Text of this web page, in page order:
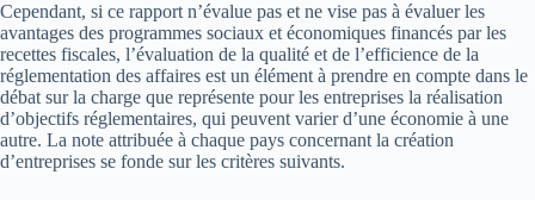
Cependant, si ce rapport n’évalue pas et ne vise pas à évaluer les
avantages des programmes sociaux et économiques financés par les
recettes fiscales, l’évaluation de la qualité et de l’efficience de la
réglementation des affaires est un élément à prendre en compte dans le
débat sur la charge que représente pour les entreprises la réalisation
d’objectifs réglementaires, qui peuvent varier d’une économie à une
autre. La note attribuée à chaque pays concernant la création
d’entreprises se fonde sur les critères suivants.